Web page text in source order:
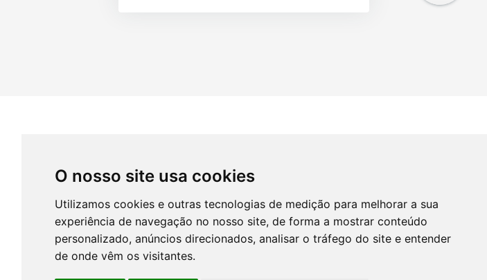
O nosso site usa cookies
Utilizamos cookies e outras tecnologias de medição para melhorar a sua
experiência de navegação no nosso site, de forma a mostrar conteúdo
personalizado, anúncios direcionados, analisar o tráfego do site e entender
de onde vêm os visitantes.
E-mail
contato@conaud.cnt.br